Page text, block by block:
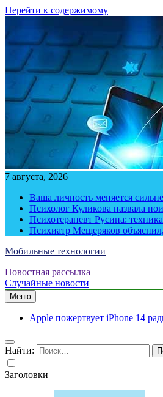
Перейти к содержимому
7 августа, 2026
Ваша личность меняется
Психолог Куликова назвала
Психотерапевт Русина:
Психиатр Мещеряков
Мобильные технологии
Новостная рассылка
Случайные новости
Меню
Apple пожертвует iPhone 14
Найти:
Заголовки